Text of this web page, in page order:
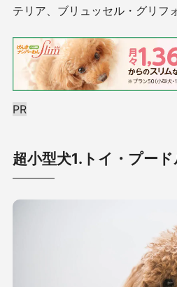
テリア、ブリュッセル・グリフ
PR
超小型犬1.トイ・プー